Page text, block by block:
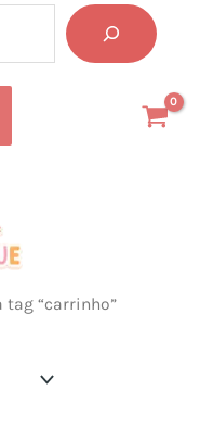
“carrinho”